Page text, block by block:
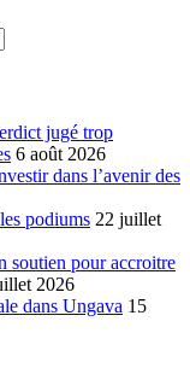
jugé trop
6 août 2026
dans l’avenir des
podiums 22 juillet
soutien pour accroitre
2026
dans Ungava 15